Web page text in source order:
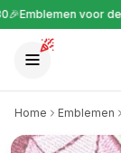
🎉Gratis
Home Emblemen